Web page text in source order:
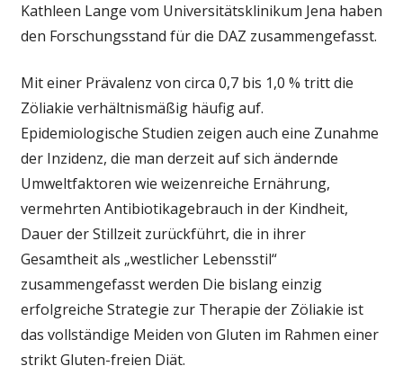
Kathleen Lange vom Universitätsklinikum Jena haben
den Forschungsstand für die DAZ zusammengefasst.
Mit einer Prävalenz von circa 0,7 bis 1,0 % tritt die
Zöliakie verhältnismäßig häufig auf.
Epidemiologische Studien zeigen auch eine Zunahme
der Inzidenz, die man derzeit auf sich ändernde
Umweltfaktoren wie weizenreiche Ernährung,
vermehrten Antibiotikagebrauch in der Kindheit,
Dauer der Stillzeit zurückführt, die in ihrer
Gesamtheit als „westlicher Lebensstil“
zusammengefasst werden Die bislang einzig
erfolgreiche Strategie zur Therapie der Zöliakie ist
das vollständige Meiden von Gluten im Rahmen einer
strikt Gluten-freien Diät.